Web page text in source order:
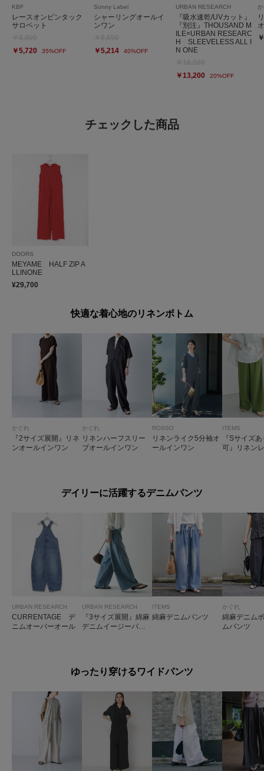
KBF
レースオンピンタック
サロペット
￥5,720
35%OFF
Sonny Label
シャーリングオールイ
ンワン
￥5,214
40%OFF
URBAN RESEARCH
『吸水速乾/UVカット』
『別注』THOUSAND M
ILE×URBAN RESEARC
H SLEEVELESS ALL I
N ONE
￥13,200
20%OFF
チェックした商品
DOORS
MEYAME HALF ZIP A
LLINONE
¥29,700
快適な着心地のリネンボトム
かぐれ
『2サイズ展開』リネ
ンオールインワン
かぐれ
リネンハーフスリー
ブオールインワン
ROSSO
リネンライク5分袖オ
ールインワン
ITEMS
『Sサイズ
可』リネン
デイリーに活躍するデニムパンツ
URBAN RESEARCH
CURRENTAGE デ
ニムオーバーオール
URBAN RESEARCH
『3サイズ展開』綿麻
デニムイージーパン
ITEMS
綿麻デニムパンツ
かぐれ
綿麻デニム
ムパンツ
ゆったり穿けるワイドパンツ